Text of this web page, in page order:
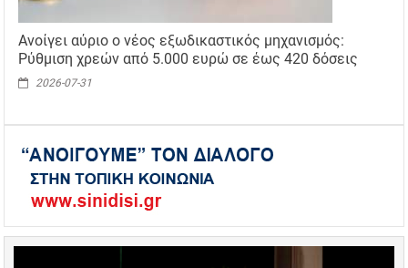
Ανοίγει αύριο ο νέος εξωδικαστικός μηχανισμός:
Ρύθμιση χρεών από 5.000 ευρώ σε έως 420 δόσεις
2026-07-31